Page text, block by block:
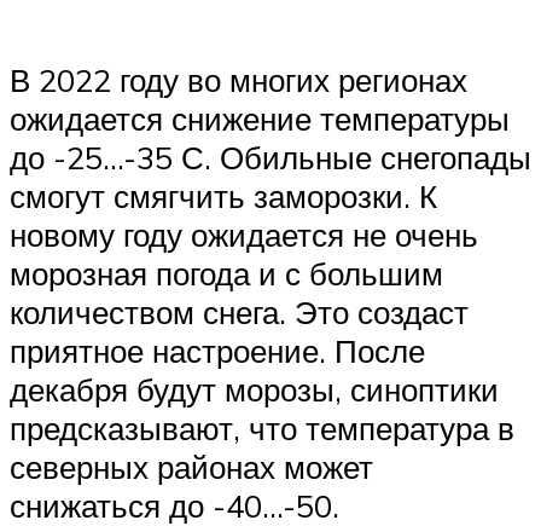
В 2022 году во многих регионах
ожидается снижение температуры
до -25…-35 С. Обильные снегопады
смогут смягчить заморозки. К
новому году ожидается не очень
морозная погода и с большим
количеством снега. Это создаст
приятное настроение. После
декабря будут морозы, синоптики
предсказывают, что температура в
северных районах может
снижаться до -40…-50.